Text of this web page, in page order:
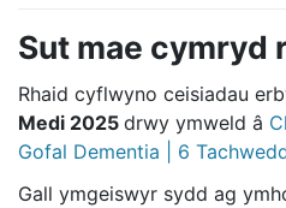
Sut mae cymryd
Rhaid cyflwyno ceisiadau
Medi 2025 drwy ymweld â
Gofal Dementia | 6
Gall ymgeiswyr sydd ag